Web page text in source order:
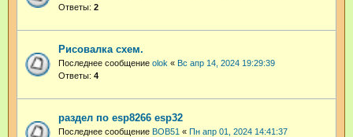
Ответы: 2
Рисовалка схем.
Последнее сообщение olok « Вс апр 14, 2024 19:29:39
Ответы: 4
раздел по esp8266 esp32
Последнее сообщение BOB51 « Пн апр 01, 2024 14:41:37